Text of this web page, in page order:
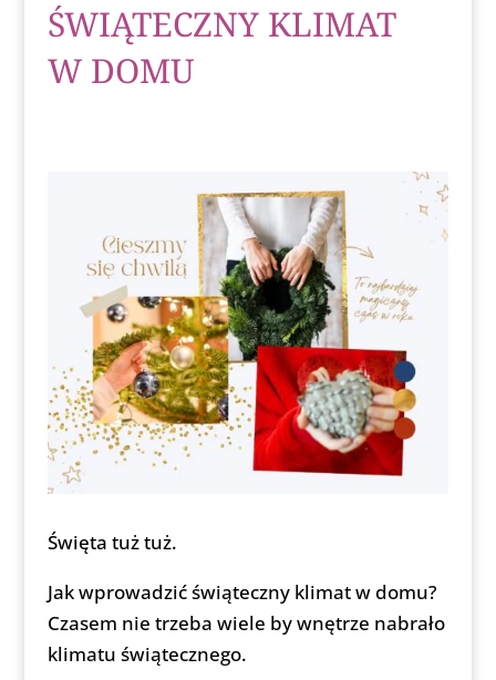
ŚWIĄTECZNY KLIMAT
W DOMU
Święta tuż tuż.
Jak wprowadzić świąteczny klimat w domu?
Czasem nie trzeba wiele by wnętrze nabrało
klimatu świątecznego.